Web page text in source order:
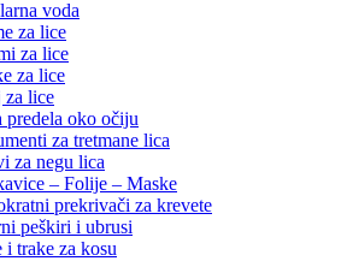
voda
za lice
za lice
za lice
za lice
predela oko očiju
za tretmane lica
za negu lica
– Folije – Maske
prekrivači za krevete
peškiri i ubrusi
i trake za kosu